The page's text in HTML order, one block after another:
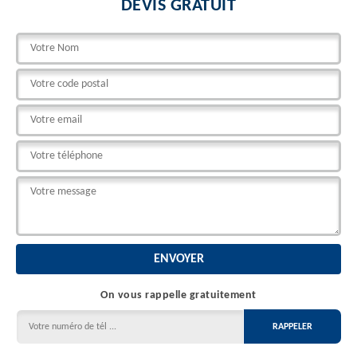
DEVIS GRATUIT
On vous rappelle gratuitement